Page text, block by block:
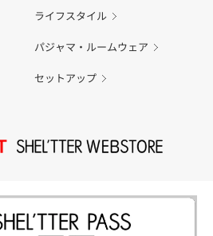
ライフスタイル
パジャマ・ルームウェア
セットアップ